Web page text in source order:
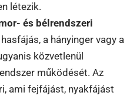
létezik.
és bélrendszeri
a hányinger vagy a
közvetlenül
működését. Az
ami fejfájást, nyakfájást